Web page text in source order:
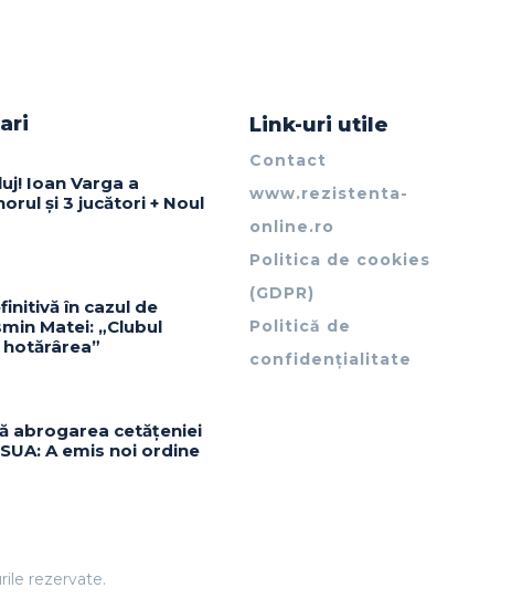
Ioan Varga a
și 3 jucători + Noul
în cazul de
Matei: „Clubul
abrogarea cetățeniei
A emis noi ordine
Link-uri utile
Contact
www.rezistenta-
online.ro
Politica de cookies
(GDPR)
Politică de
confidențialitate
rezervate.